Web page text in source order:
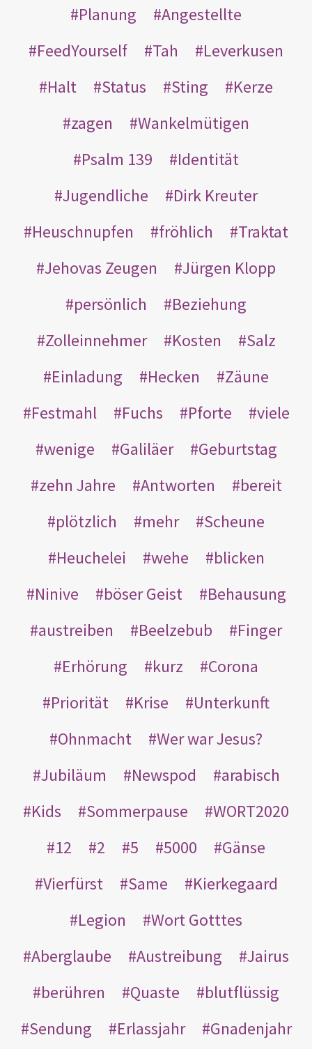
Planung
Angestellte
FeedYourself
Tah
Leverkusen
Halt
Status Sting
Kerze
zagen
Wankelmütigen
Psalm 139
Identität
Jugendliche
Dirk Kreuter
Heuschnupfen
fröhlich
Traktat
Jehovas Zeugen
Jürgen Klopp
persönlich
Beziehung
Zolleinnehmer
Kosten
Salz
Einladung
Hecken
Zäune
Festmahl
Fuchs Pforte
viele
wenige
Galiläer
Geburtstag
zehn Jahre
Antworten
bereit
plötzlich
mehr
Scheune
Heuchelei
wehe
blicken
Ninive
böser Geist
Behausung
austreiben
Beelzebub
Finger
Erhörung
kurz
Corona
Priorität
Krise
Unterkunft
Ohnmacht
Wer war Jesus?
Jubiläum
Newspod
arabisch
Kids
Sommerpause
WORT2020
12
2 5 5000
Gänse
Vierfürst
Same
Kierkegaard
Legion
Wort Gotttes
Aberglaube
Austreibung
Jairus
berühren
Quaste
blutflüssig
Sendung
Erlassjahr
Gnadenjahr